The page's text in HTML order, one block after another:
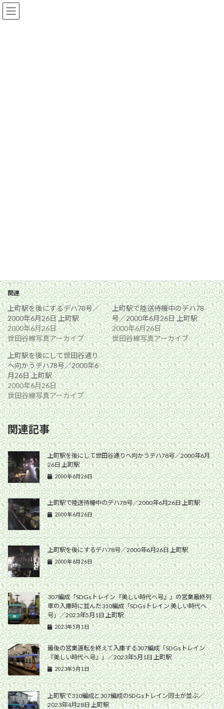
コ
ン
ナ
ビ
関連
上町駅を後にするデハ78号／
2000年6月26日 上町駅
2000年6月26日
世田谷線写真アーカイブ
上町駅で陸送待機中のデハ78
号／2000年6月26日 上町駅
2000年6月26日
世田谷線写真アーカイブ
上町駅を後にして世田谷通り
へ向かうデハ78号／2000年6
月26日 上町駅
2000年6月26日
世田谷線写真アーカイブ
関連記事
上町駅を後にして世田谷通りへ向かうデハ78号／2000年6月
26日 上町駅
2000年6月26日
上町駅で陸送待機中のデハ78号／2000年6月26日 上町駅
2000年6月26日
上町駅を後にするデハ78号／2000年6月26日 上町駅
2000年6月26日
307編成「SDGsトレイン『美しい時代へ号』」の営業最終列
車の入庫時に並んだ310編成「SDGsトレイン 美しい時代へ
号」／2023年5月1日 上町駅
2023年5月1日
最後の営業運転を終えて入庫する307編成「SDGsトレイン
『美しい時代へ号』」／2023年5月1日 上町駅
2023年5月1日
上町駅で310編成と307編成のSDGsトレイン同士が並ぶ／
2023年4月28日 上町駅